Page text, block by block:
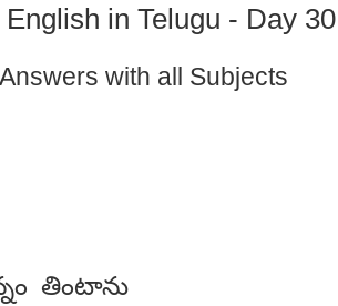
in Telugu - Day 30
with all Subjects
తింటాను